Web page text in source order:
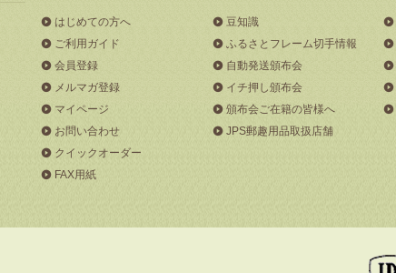
はじめての方へ
ご利用ガイド
会員登録
メルマガ登録
マイページ
お問い合わせ
クイックオーダー
FAX用紙
豆知識
ふるさとフレーム切手情報
自動発送頒布会
イチ押し頒布会
頒布会ご在籍の皆様へ
JPS郵趣用品取扱店舗